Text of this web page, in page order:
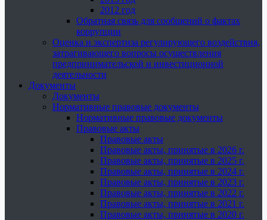
2012 год
Обратная связь для сообщений о фактах
коррупции
Оценка и экспертиза регулирующего воздействия,
затрагивающего вопросы осуществления
предпринимательской и инвестиционной
деятельности
Документы
Документы
Нормативные правовые документы
Нормативные правовые документы
Правовые акты
Правовые акты
Правовые акты, принятые в 2026 г.
Правовые акты, принятые в 2025 г.
Правовые акты, принятые в 2024 г.
Правовые акты, принятые в 2023 г.
Правовые акты, принятые в 2022 г.
Правовые акты, принятые в 2021 г.
Правовые акты, принятые в 2020 г.